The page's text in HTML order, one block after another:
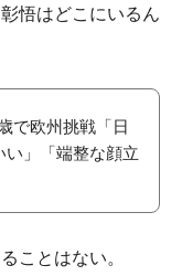
悟はどこにいるん
で欧州挑戦「日
」「端整な顔立
ことはない。